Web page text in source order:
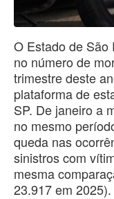
O Estado de São
no número de
trimestre deste
plataforma de
SP. De janeiro a
no mesmo
queda nas
sinistros com
mesma
23.917 em 2025).